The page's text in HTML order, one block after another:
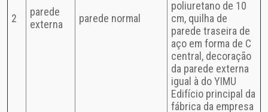
2
parede
externa
parede normal
poliuretano de 10
cm, quilha de
parede traseira de
aço em forma de C
central, decoração
da parede externa
igual à do YIMU
Edifício principal da
fábrica da empresa